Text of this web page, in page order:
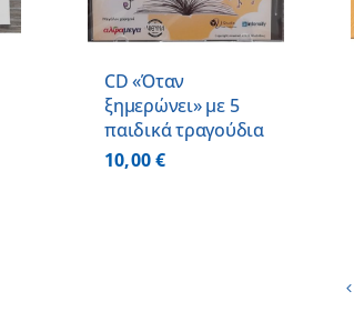
CD «Όταν
ξημερώνει» με 5
παιδικά τραγούδια
10,00€